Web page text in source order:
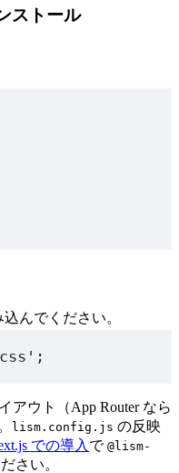
ストール
んでください。
;
アウト（App Router なら
lism.config.js の反映
での導入 で @lism-
さい。